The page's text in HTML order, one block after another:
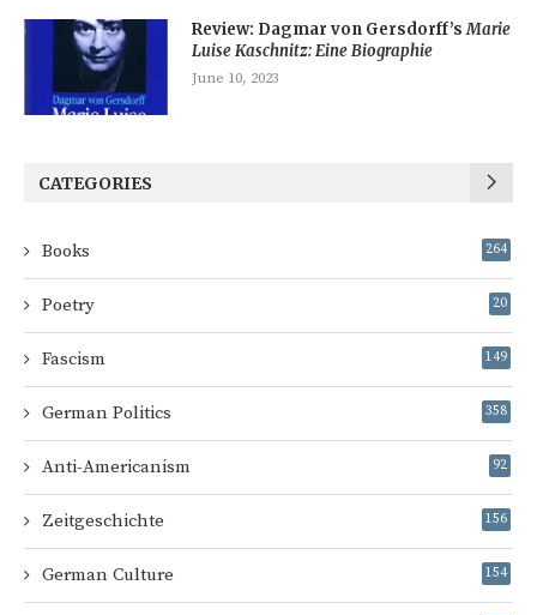
Review: Dagmar von Gersdorff’sMarie
Luise Kaschnitz: Eine Biographie
June 10, 2023
CATEGORIES
Books 264
Poetry 20
Fascism 149
German Politics 358
Anti-Americanism 92
Zeitgeschichte 156
German Culture 154